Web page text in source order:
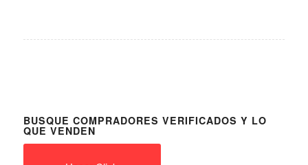
BUSQUE COMPRADORES VERIFICADOS Y LO
QUE VENDEN